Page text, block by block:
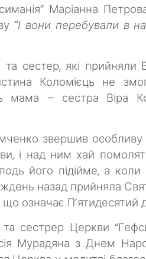
Маріанна
“І вони перебували в
сестер, які прийняли
Коломієць не
мама – сестра Віра
звершив
і над ним хай
його підійме, а
назад прийняла
означає П’ятидесятий
сестрер Церкви
Мурадяна з Днем